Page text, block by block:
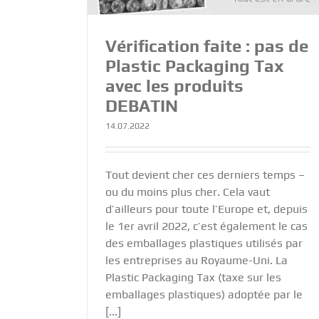
Vérification faite : pas de
Plastic Packaging Tax
avec les produits
DEBATIN
14.07.2022
Tout devient cher ces derniers temps –
ou du moins plus cher. Cela vaut
d’ailleurs pour toute l’Europe et, depuis
le 1er avril 2022, c’est également le cas
des emballages plastiques utilisés par
les entreprises au Royaume-Uni. La
Plastic Packaging Tax (taxe sur les
emballages plastiques) adoptée par le
[...]